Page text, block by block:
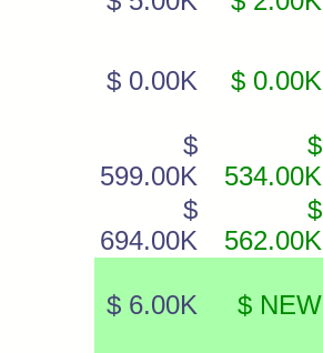
$ 0.00K $ 0.00K
$
599.00K
$
534.00K
$
694.00K
$
562.00K
$ 6.00K $ NEW